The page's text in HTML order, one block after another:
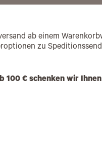
ab einem
zu
100 € schenken wir